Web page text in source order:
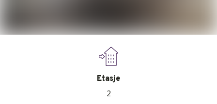
Etasje
2